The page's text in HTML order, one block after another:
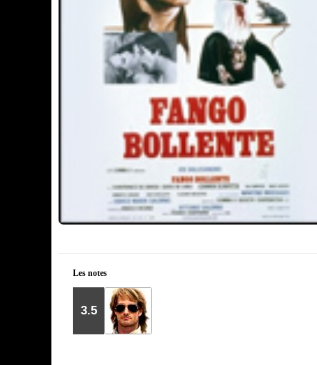
Les notes
3.5